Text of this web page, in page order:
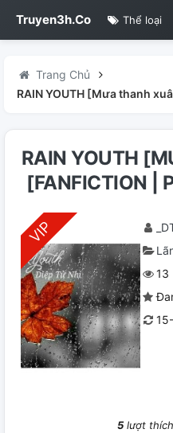
Truyen3h.Co Thể loại
Trang Chủ
RAIN YOUTH [Mưa thanh
RAIN YOUTH
[FANFICTION |
13
5 lượt